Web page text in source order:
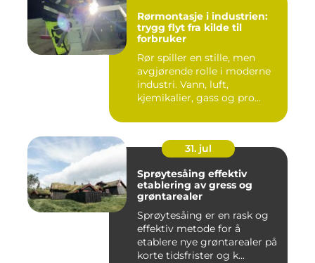
Rørmontasje i industrien:
trygg flyt fra kilde til
forbruker
Rør spiller en stille, men
avgjørende rolle i moderne
industri. Vann, luft,
kjemikalier, gass og pro...
31. jul
Sprøytesåing effektiv
etablering av gress og
grøntarealer
Sprøytesåing er en rask og
effektiv metode for å
etablere nye grøntarealer på
korte tidsfrister og k...